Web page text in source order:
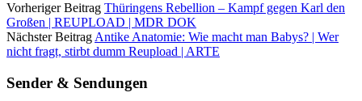
Vorheriger Beitrag Thüringens Rebellion – Kampf gegen Karl den
Großen | REUPLOAD | MDR DOK
Nächster Beitrag Antike Anatomie: Wie macht man Babys? | Wer
nicht fragt, stirbt dumm Reupload | ARTE
Sender & Sendungen